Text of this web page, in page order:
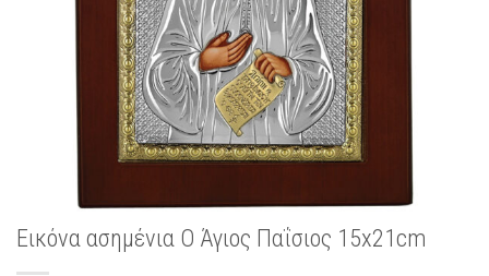
Εικόνα ασημένια Ο Άγιος Παΐσιος 15x21cm